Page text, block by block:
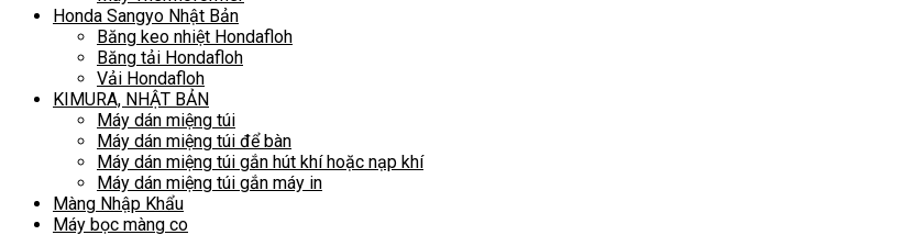
Honda Sangyo Nhật Bản
Băng keo nhiệt Hondafloh
Băng tải Hondafloh
Vải Hondafloh
KIMURA, NHẬT BẢN
Máy dán miệng túi
Máy dán miệng túi để bàn
Máy dán miệng túi gắn hút khí hoặc nạp khí
Máy dán miệng túi gắn máy in
Màng Nhập Khẩu
Máy bọc màng co